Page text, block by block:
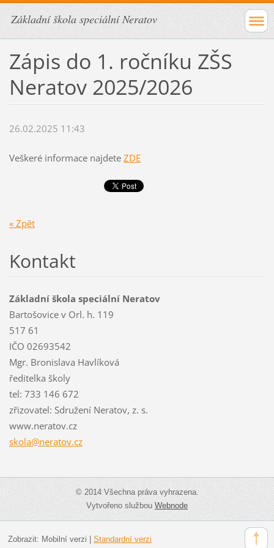
Základní škola speciální Neratov
Zápis do 1. ročníku ZŠS
Neratov 2025/2026
26.02.2025 11:43
Veškeré informace najdete ZDE
« Zpět
Kontakt
Základní škola speciální Neratov
Bartošovice v Orl. h. 119
517 61
IČO 02693542
Mgr. Bronislava Havlíková
ředitelka školy
tel: 733 146 672
zřizovatel: Sdružení Neratov, z. s.
www.neratov.cz
skola@neratov.cz
© 2014 Všechna práva vyhrazena.
Vytvořeno službouWebnode
Zobrazit: Mobilní verzi Standardní verzi